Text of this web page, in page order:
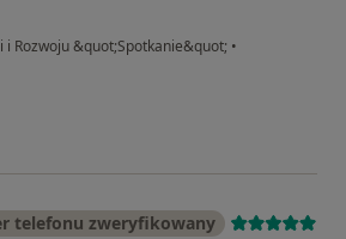
Rozwoju &quot;Spotkanie&quot; •
telefonu zweryfikowany